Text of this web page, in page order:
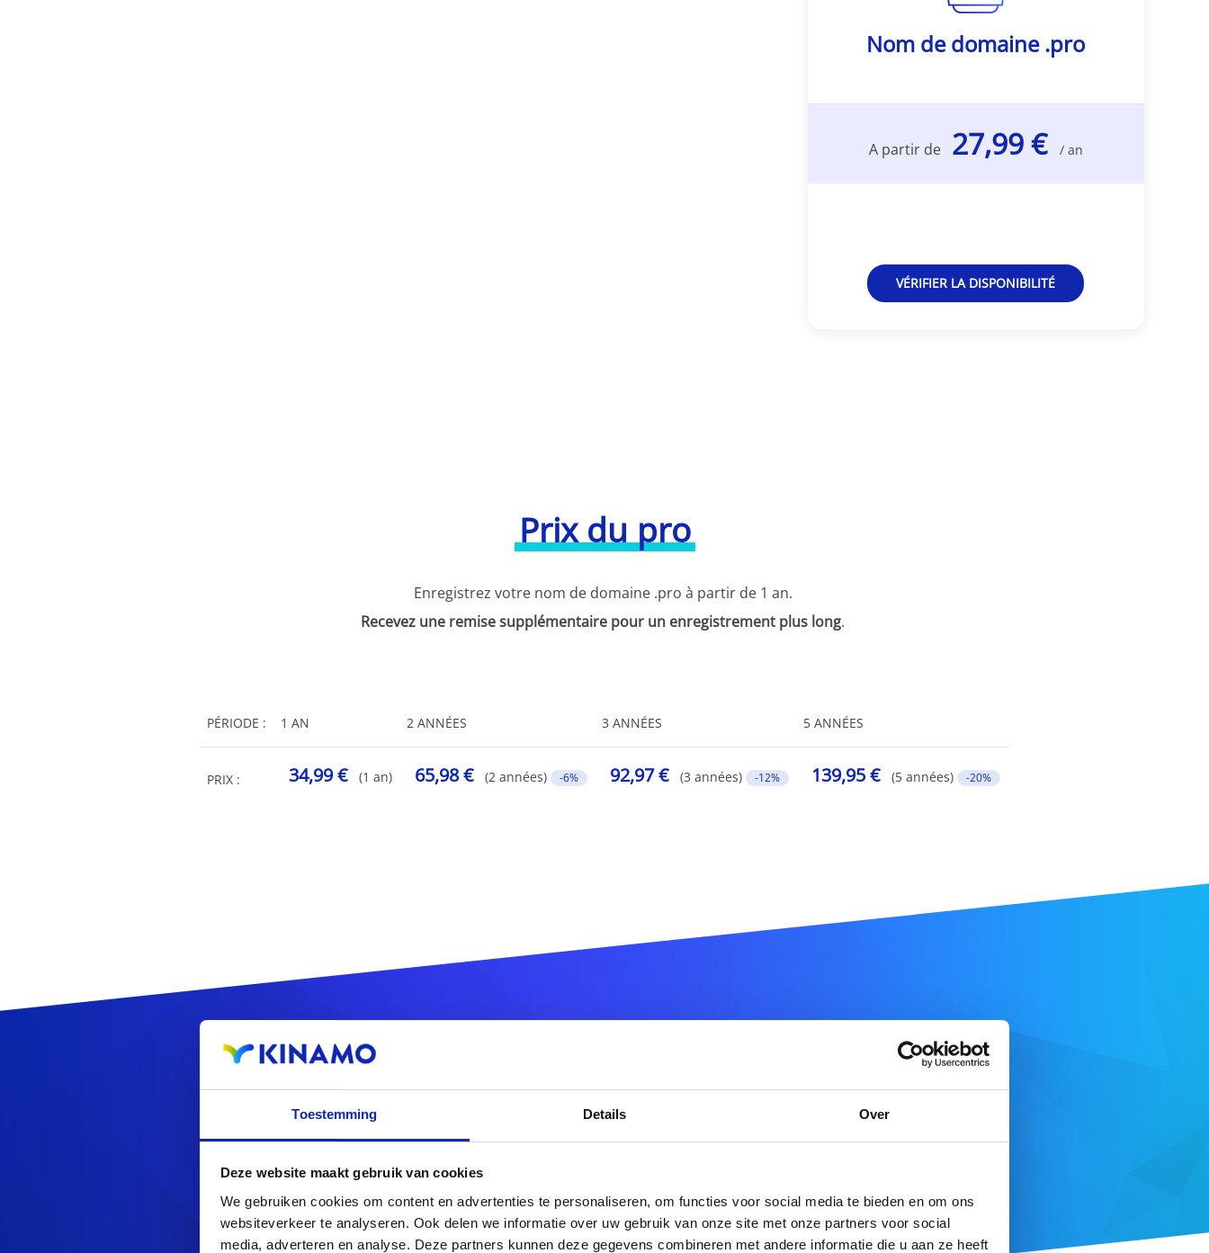
Toestemming Details Over
Deze website maakt gebruik van cookies
We gebruiken cookies om content en advertenties te personaliseren, om functies voor social media te bieden en om ons
websiteverkeer te analyseren. Ook delen we informatie over uw gebruik van onze site met onze partners voor social
media, adverteren en analyse. Deze partners kunnen deze gegevens combineren met andere informatie die u aan ze heeft
Nom de domaine .pro
A partir de 27,99 € / an
VÉRIFIER LA DISPONIBILITÉ
Prix du pro
Enregistrez votre nom de domaine .pro à partir de 1 an.
Recevez une remise supplémentaire pour un enregistrement plus long.
PÉRIODE : 1 AN 2 ANNÉES 3 ANNÉES 5 ANNÉES
PRIX : 34,99 € (1 an) 65,98 € (2 années) -6% 92,97 € (3 années) -12% 139,95 € (5 années) -20%
Enregistrez votre nom de domaine.pro.
DOMAINE DE RECHERCHE
Vous cherchez d'autres extensions de noms de domaine ? Découvrez notre offre complète ici